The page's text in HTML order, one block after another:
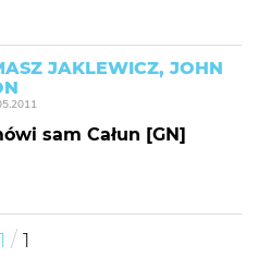
JAKLEWICZ, JOHN
sam Całun [GN]
1 / 1